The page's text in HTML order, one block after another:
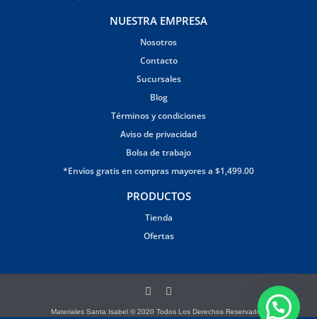
NUESTRA EMPRESA
Nosotros
Contacto
Sucursales
Blog
Términos y condiciones
Aviso de privacidad
Bolsa de trabajo
*Envíos gratis en compras mayores a $1,499.00
PRODUCTOS
Tienda
Ofertas
Materiales Santa Isabel © 2020 Todos Los Derechos Reservados.